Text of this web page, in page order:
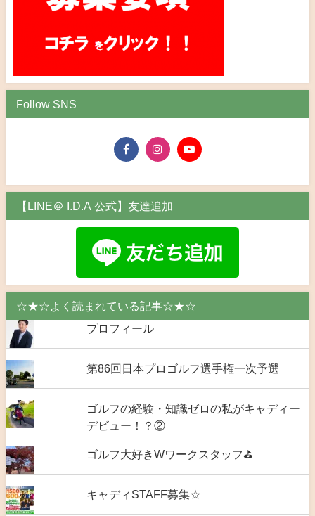
Follow SNS
【LINE＠ I.D.A 公式】友達追加
☆★☆よく読まれている記事☆★☆
プロフィール
第86回日本プロゴルフ選手権一次予選
ゴルフの経験・知識ゼロの私がキャディー
デビュー！？②
ゴルフ大好きWワークスタッフ⛳
キャディSTAFF募集☆